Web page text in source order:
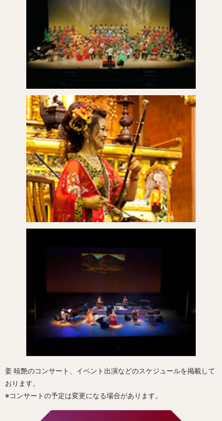
姜 暁艶のコンサート、イベント出演などのスケジュールを掲載して
おります。
※コンサートの予定は変更になる場合があります。